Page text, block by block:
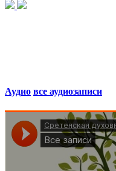
Аудио все аудиозаписи